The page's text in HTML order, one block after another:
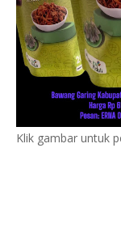
Klik gambar untuk